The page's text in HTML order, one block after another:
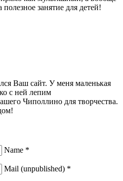
занятие для детей!
Ваш сайт. У меня маленькая
с ней лепим
Чиполлино для творчества.
Name *
Mail (unpublished) *